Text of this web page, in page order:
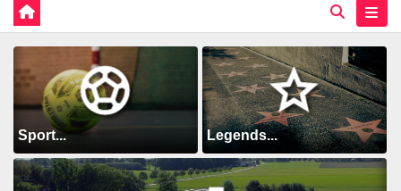
Sport... Legends...